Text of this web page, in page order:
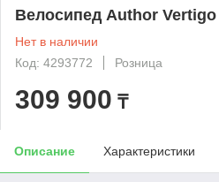
Велосипед Author Vertigo
Нет в наличии
Код: 4293772
Розница
309 900 ₸
Описание Характеристики